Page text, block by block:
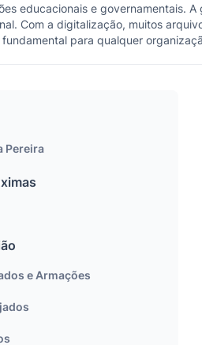
educacionais e governamentais.
Com a digitalização, muitos
para qualquer
Pereira
e Armações